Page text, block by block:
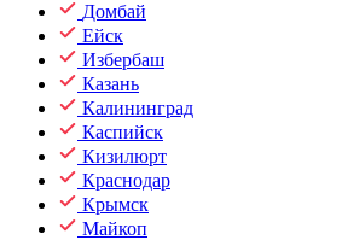
Домбай
Ейск
Избербаш
Казань
Калининград
Каспийск
Кизилюрт
Краснодар
Крымск
Майкоп